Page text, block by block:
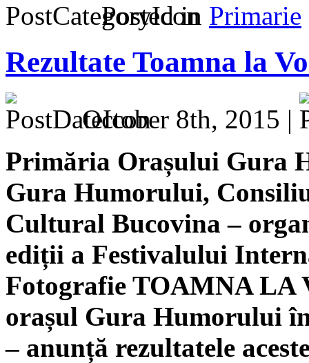
Posted in Primarie
Rezultate Toamna la
October 8th, 2015 |
Primăria Orașului Gura
Gura Humorului,
Cultural Bucovina –
ediții a Festivalului
Fotografie TOAMNA LA
orașul Gura Humorului
– anunță rezultatele